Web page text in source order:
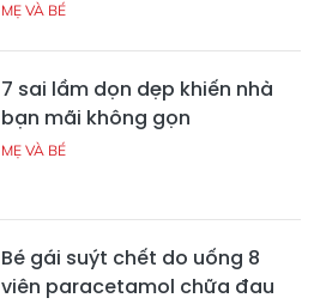
MẸ VÀ BÉ
7 sai lầm dọn dẹp khiến nhà
bạn mãi không gọn
MẸ VÀ BÉ
Bé gái suýt chết do uống 8
viên paracetamol chữa đau